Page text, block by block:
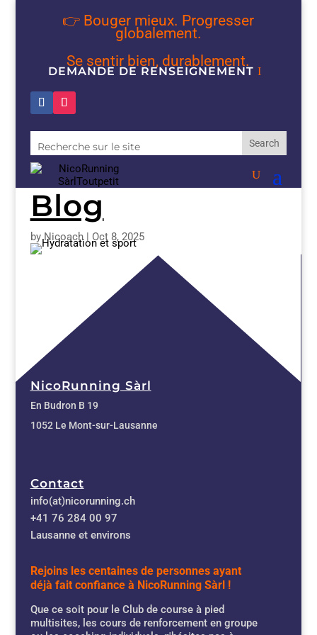
👉 Bouger mieux. Progresser
globalement.
Se sentir bien, durablement.
DEMANDE DE RENSEIGNEMENT
Blog
byNicoach| Oct 8, 2025
NicoRunning Sàrl
En Budron B 19
1052 Le Mont-sur-Lausanne
Contact
info(at)nicorunning.ch
+41 76 284 00 97
Lausanne et environs
Rejoins les centaines de personnes ayant
déjà fait confiance à NicoRunning Sàrl !
Que ce soit pour le Club de course à pied
multisites, les cours de renforcement en groupe